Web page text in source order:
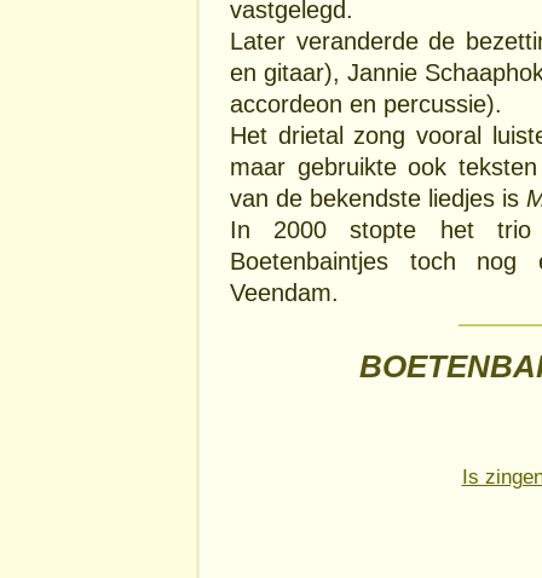
vastgelegd.
Later veranderde de
en gitaar), Jannie
accordeon en percussie).
Het drietal zong vooral
maar gebruikte ook
van de bekendste liedjes is
In 2000 stopte het
Boetenbaintjes toch
Veendam.
Is